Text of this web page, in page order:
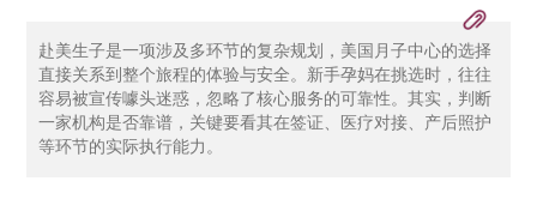
赴美生子是一项涉及多环节的复杂规划，美国月子中心的选择
直接关系到整个旅程的体验与安全。新手孕妈在挑选时，往往
容易被宣传噱头迷惑，忽略了核心服务的可靠性。其实，判断
一家机构是否靠谱，关键要看其在签证、医疗对接、产后照护
等环节的实际执行能力。